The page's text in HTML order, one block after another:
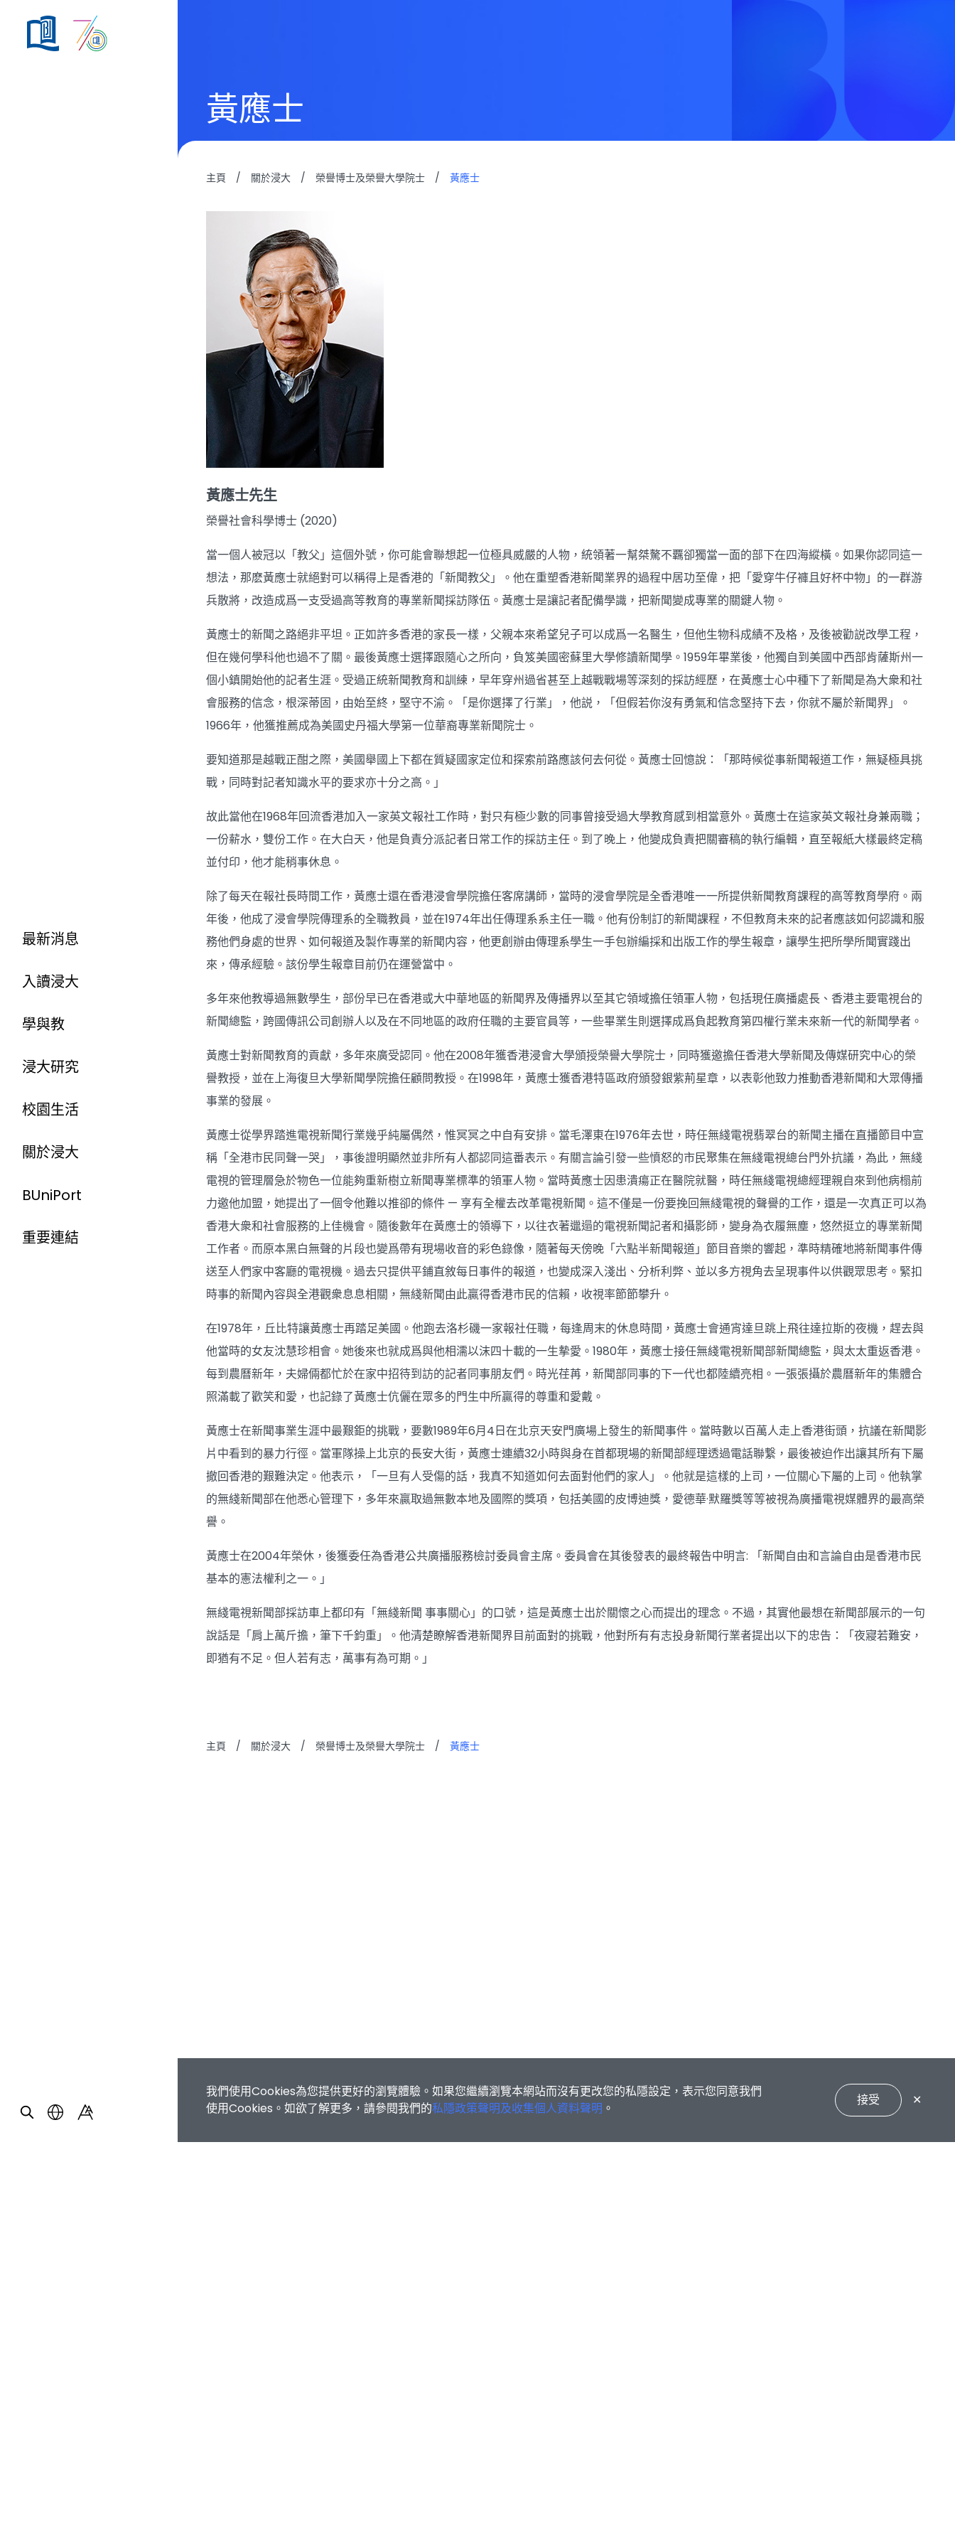
最新消息
入讀浸大
學與教
浸大研究
校園生活
關於浸大
BUniPort
重要連結
黃應士
主頁 / 關於浸大 / 榮譽博士及榮譽大學院士 / 黃應士
黃應士先生
榮譽社會科學博士 (2020)
當一個人被冠以「教父」這個外號，你可能會聯想起一位極具威嚴的人物，統領著一幫桀驁不覊卻獨當一面的部下在四海縱橫。如果你認同這一
想法，那麽黃應士就絕對可以稱得上是香港的「新聞教父」。他在重塑香港新聞業界的過程中居功至偉，把「愛穿牛仔褲且好杯中物」的一群游
兵散將，改造成爲一支受過高等教育的專業新聞採訪隊伍。黃應士是讓記者配備學識，把新聞變成專業的關鍵人物。
黃應士的新聞之路絕非平坦。正如許多香港的家長一樣，父親本來希望兒子可以成爲一名醫生，但他生物科成績不及格，及後被勸説改學工程，
但在幾何學科他也過不了關。最後黃應士選擇跟隨心之所向，負笈美國密蘇里大學修讀新聞學。1959年畢業後，他獨自到美國中西部肯薩斯州一
個小鎮開始他的記者生涯。受過正統新聞教育和訓練，早年穿州過省甚至上越戰戰場等深刻的採訪經歷，在黃應士心中種下了新聞是為大衆和社
會服務的信念，根深蒂固，由始至終，堅守不渝。「是你選擇了行業」，他説，「但假若你沒有勇氣和信念堅持下去，你就不屬於新聞界」。
1966年，他獲推薦成為美國史丹福大學第一位華裔專業新聞院士。
要知道那是越戰正酣之際，美國舉國上下都在質疑國家定位和探索前路應該何去何從。黃應士回憶說：「那時候從事新聞報道工作，無疑極具挑
戰，同時對記者知識水平的要求亦十分之高。」
故此當他在1968年回流香港加入一家英文報社工作時，對只有極少數的同事曾接受過大學教育感到相當意外。黃應士在這家英文報社身兼兩職；
一份薪水，雙份工作。在大白天，他是負責分派記者日常工作的採訪主任。到了晚上，他變成負責把關審稿的執行編輯，直至報紙大樣最終定稿
並付印，他才能稍事休息。
除了每天在報社長時間工作，黃應士還在香港浸會學院擔任客席講師，當時的浸會學院是全香港唯一一所提供新聞教育課程的高等教育學府。兩
年後，他成了浸會學院傳理系的全職教員，並在1974年出任傳理系系主任一職。他有份制訂的新聞課程，不但教育未來的記者應該如何認識和服
務他們身處的世界、如何報道及製作專業的新聞内容，他更創辦由傳理系學生一手包辦編採和出版工作的學生報章，讓學生把所學所聞實踐出
來，傳承經驗。該份學生報章目前仍在運營當中。
多年來他教導過無數學生，部份早已在香港或大中華地區的新聞界及傳播界以至其它領域擔任領軍人物，包括現任廣播處長、香港主要電視台的
新聞總監，跨國傳訊公司創辦人以及在不同地區的政府任職的主要官員等，一些畢業生則選擇成爲負起教育第四權行業未來新一代的新聞學者。
黃應士對新聞教育的貢獻，多年來廣受認同。他在2008年獲香港浸會大學頒授榮譽大學院士，同時獲邀擔任香港大學新聞及傳媒研究中心的榮
譽教授，並在上海復旦大學新聞學院擔任顧問教授。在1998年，黃應士獲香港特區政府頒發銀紫荊星章，以表彰他致力推動香港新聞和大眾傳播
事業的發展。
黃應士從學界踏進電視新聞行業幾乎純屬偶然，惟冥冥之中自有安排。當毛澤東在1976年去世，時任無綫電視翡翠台的新聞主播在直播節目中宣
稱「全港市民同聲一哭」，事後證明顯然並非所有人都認同這番表示。有關言論引發一些憤怒的市民聚集在無綫電視總台門外抗議，為此，無綫
電視的管理層急於物色一位能夠重新樹立新聞專業標準的領軍人物。當時黃應士因患潰瘍正在醫院就醫，時任無綫電視總經理親自來到他病榻前
力邀他加盟，她提出了一個令他難以推卻的條件 — 享有全權去改革電視新聞。這不僅是一份要挽回無綫電視的聲譽的工作，還是一次真正可以為
香港大衆和社會服務的上佳機會。隨後數年在黃應士的領導下，以往衣著邋遢的電視新聞記者和攝影師，變身為衣履無塵，悠然挺立的專業新聞
工作者。而原本黑白無聲的片段也變爲帶有現場收音的彩色錄像，隨著每天傍晚「六點半新聞報道」節目音樂的響起，準時精確地將新聞事件傳
送至人們家中客廳的電視機。過去只提供平鋪直敘每日事件的報道，也變成深入淺出、分析利弊、並以多方視角去呈現事件以供觀眾思考。緊扣
時事的新聞內容與全港觀衆息息相關，無綫新聞由此贏得香港市民的信賴，收視率節節攀升。
在1978年，丘比特讓黃應士再踏足美國。他跑去洛杉磯一家報社任職，每逢周末的休息時間，黃應士會通宵達旦跳上飛往達拉斯的夜機，趕去與
他當時的女友沈慧珍相會。她後來也就成爲與他相濡以沫四十載的一生摰愛。1980年，黃應士接任無綫電視新聞部新聞總監，與太太重返香港。
每到農曆新年，夫婦倆都忙於在家中招待到訪的記者同事朋友們。時光荏苒，新聞部同事的下一代也都陸續亮相。一張張攝於農曆新年的集體合
照滿載了歡笑和愛，也記錄了黃應士伉儷在眾多的門生中所贏得的尊重和愛戴。
黃應士在新聞事業生涯中最艱鉅的挑戰，要數1989年6月4日在北京天安門廣場上發生的新聞事件。當時數以百萬人走上香港街頭，抗議在新聞影
片中看到的暴力行徑。當軍隊操上北京的長安大街，黃應士連續32小時與身在首都現場的新聞部經理透過電話聯繋，最後被迫作出讓其所有下屬
撤回香港的艱難決定。他表示，「一旦有人受傷的話，我真不知道如何去面對他們的家人」。他就是這樣的上司，一位關心下屬的上司。他執掌
的無綫新聞部在他悉心管理下，多年來贏取過無數本地及國際的獎項，包括美國的皮博迪獎，愛德華·默羅獎等等被視為廣播電視媒體界的最高榮
譽。
黃應士在2004年榮休，後獲委任為香港公共廣播服務檢討委員會主席。委員會在其後發表的最終報告中明言: 「新聞自由和言論自由是香港市民
基本的憲法權利之一。」
無綫電視新聞部採訪車上都印有「無綫新聞 事事關心」的口號，這是黃應士出於關懷之心而提出的理念。不過，其實他最想在新聞部展示的一句
說話是「肩上萬斤擔，筆下千鈞重」。他清楚瞭解香港新聞界目前面對的挑戰，他對所有有志投身新聞行業者提出以下的忠告：「夜寢若難安，
即猶有不足。但人若有志，萬事有為可期。」
主頁 / 關於浸大 / 榮譽博士及榮譽大學院士 / 黃應士
我們使用Cookies為您提供更好的瀏覽體驗。如果您繼續瀏覽本網站而沒有更改您的私隱設定，表示您同意我們
使用Cookies。如欲了解更多，請參閱我們的私隱政策聲明及收集個人資料聲明 。
接受 ✕